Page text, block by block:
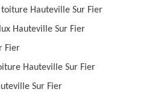
Hauteville Sur Fier
Hauteville Sur Fier
Fier
Hauteville Sur Fier
Sur Fier